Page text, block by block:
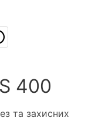
400
та захисних